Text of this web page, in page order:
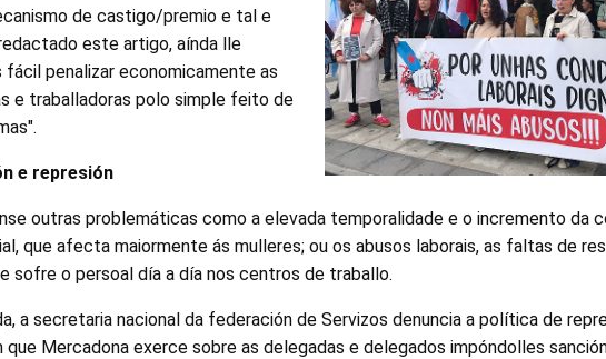
de castigo/premio e tal e
este artigo, aínda lle
fácil penalizar economicamente as
e traballadoras polo simple feito de
e represión
outras problemáticas como a elevada temporalidade e o incremento da
que afecta maiormente ás mulleres; ou os abusos laborais, as faltas de
sofre o persoal día a día nos centros de traballo.
a secretaria nacional da federación de Servizos denuncia a política de
que Mercadona exerce sobre as delegadas e delegados impóndolles